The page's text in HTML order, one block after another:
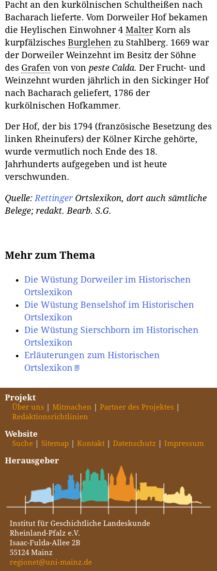
Pacht an den kurkölnischen Schultheißen nach
Bacharach lieferte. Vom Dorweiler Hof bekamen
die Heylischen Einwohner 4 MalterKorn als
kurpfälzisches Burglehen zu Stahlberg. 1669 war
der Dorweiler Weinzehnt im Besitz der Söhne
des Grafen von von peste Calda. Der Frucht- und
Weinzehnt wurden jährlich in den Sickinger Hof
nach Bacharach geliefert, 1786 der
kurkölnischen Hofkammer.
Der Hof, der bis 1794 (französische Besetzung des
linken Rheinufers) der Kölner Kirche gehörte,
wurde vermutlich noch Ende des 18.
Jahrhunderts aufgegeben und ist heute
verschwunden.
Quelle:Rettinger Ortslexikon, dort auch sämtliche
Belege; redakt. Bearb. S.G.
Mehr zum Thema
Die Wüstung Dorweiler im Historischen
Ortslexikon
Die Wüstung Benselshof im Historischen
Ortslexikon
Die Wüstung Sierschborn im Historischen
Ortslexikon
Erläuterungen zum Historischen
Ortslexikon
Projekt
Über uns Mitmachen
Partner des Projektes
Redaktionsrichtlinien
Website
Suche Sitemap Kontakt Datenschutz Impressum
Herausgeber
Institut für Geschichtliche Landeskunde
Rheinland-Pfalz e.V.
Isaac-Fulda-Allee 2B
55124 Mainz
regionet@uni-mainz.de